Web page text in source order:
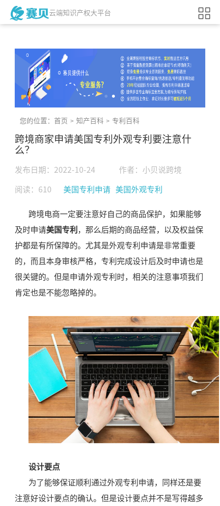
云端知识产权大平台
您的位置： 首页 > 知产百科 > 专利百科
跨境商家申请美国专利外观专利要注意什
么？
发布日期：2022-10-24
作者：小贝说跨境
阅读：610
美国专利申请 美国外观专利
跨境电商一定要注意好自己的商品保护，如果能够
及时申请美国专利 ，那么后期的商品经营，以及权益保
护都是有所保障的。尤其是外观专利申请是非常重要
的，而且本身审核严格，专利完成设计后及时申请也是
很关键的。但是申请外观专利时，相关的注意事项我们
肯定也是不能忽略掉的。
设计要点
为了能够保证顺利通过外观专利申请，同样还是要
注意好设计要点的确认。但是设计要点并不是写得越多